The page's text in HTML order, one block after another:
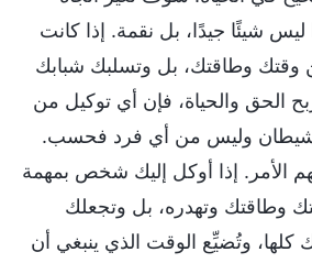
ليس شيئًا جيدًا، بل نقمة. إذا كانت
وقتك وطاقتك، بل وتسلبك شبابك
والحياة، فإن أي توكيل من
وليس من أي فرد فحسب.
الأمر. إذا أوكل إليك شخص بمهمة
وطاقتك وتهدره، بل وتجعلك
وتُضيِّع الوقت الذي ينبغي أن